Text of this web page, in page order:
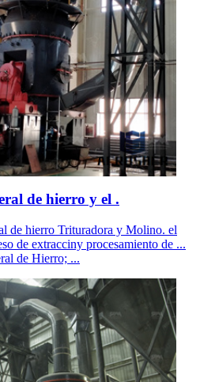
de hierro y el .
de hierro Trituradora y Molino. el
de extracciny procesamiento de ...
de Hierro; ...